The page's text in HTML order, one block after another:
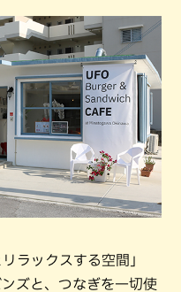
ラックスする空間」
ズと、つなぎを一切使